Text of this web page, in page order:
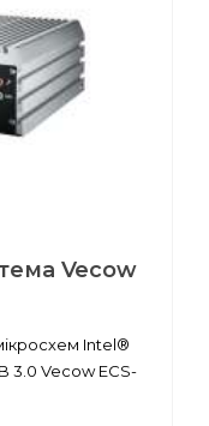
Vecow
Intel®
3.0 Vecow ECS-